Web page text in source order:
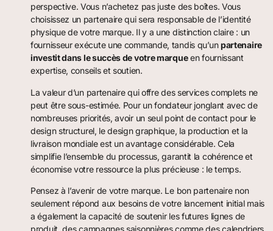
perspective. Vous n’achetez pas juste des boîtes. Vous
choisissez un partenaire qui sera responsable de l’identité
physique de votre marque. Il y a une distinction claire : un
fournisseur exécute une commande, tandis qu’unpartenaire
investit dans le succès de votre marqueen fournissant
expertise, conseils et soutien.
La valeur d’un partenaire qui offre des services complets ne
peut être sous-estimée. Pour un fondateur jonglant avec de
nombreuses priorités, avoir un seul point de contact pour le
design structurel, le design graphique, la production et la
livraison mondiale est un avantage considérable. Cela
simplifie l’ensemble du processus, garantit la cohérence et
économise votre ressource la plus précieuse : le temps.
Pensez à l’avenir de votre marque. Le bon partenaire non
seulement répond aux besoins de votre lancement initial mais
a également la capacité de soutenir les futures lignes de